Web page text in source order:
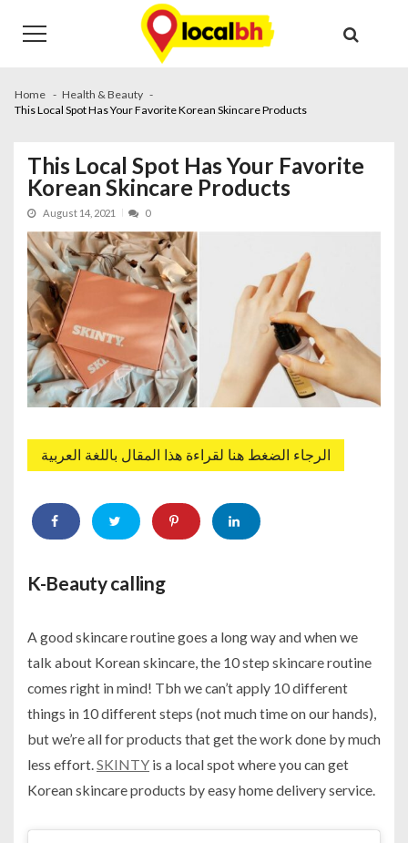
navigation
content
Home
Health & Beauty
This Local Spot Has Your Favorite Korean Skincare Products
This Local Spot Has Your Favorite
Korean Skincare Products
August 14, 2021 0
الرجاء الضغط هنا لقراءة هذا المقال باللغة العربية
K-Beauty calling
A good skincare routine goes a long way and when we
talk about Korean skincare, the 10 step skincare routine
comes right in mind! Tbh we can’t apply 10 different
things in 10 different steps (not much time on our hands),
but we’re all for products that get the work done by much
less effort.SKINTY is a local spot where you can get
Korean skincare products by easy home delivery service.